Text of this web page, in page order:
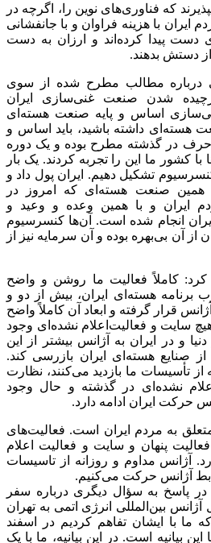
که فناوری‌های نوین را، اگرچه در
ایران با هزینه فراوان و با جانفشانی
دست پیدا کرده‌اند و ارزان به دست
از دستش بدهند.
درباره مطالب مطرح شده از سوی
شدن صنعت غنی‌سازی ایران
اساس و پایه صنعت هسته‌ای
هسته‌ای داشته باشید، باید اساس و
حرف در گذشته مطرح بوده و یک دوره
با کشور ما این را تجربه کردند. یک بار
تشکیل دهیم. ایران پول داد و
همین صنعت هسته‌ای که امروز در
ایران و با همین وعده و وعید و
انجام شده است. آن‌ها کنسرسیوم
از آن بی‌بهره بوده و آن سرمایه نیز از
کاملاً فعالیت‌ ما روشن و واضح
هسته‌ای ایران، بیش از دو و
قرار گرفته و ابعاد آن کاملاً واضح
سایت و فعالیت‌اعلام نشده‌ای وجود
و در ایران به آژانس بیشتر از این
صنایع هسته‌ای ایران بازرسی کند.
از تأسیسات ما بازدید می‌کنند، نظارت
نشده‌ای در گذشته و حال وجود
حرکت ایران ادامه دارد.
به مردم ایران است. فعالیت‌های
پنهان و سایت و فعالیت اعلام
آژانس مداوم و روزانه از تاسیسات
آژانس حرکت می‌کنیم.
پاسخ به سؤال دیگری درباره سفر
بین‌المللی انرژی اتمی به تهران
ما با ایشان تفاهم کردیم در اسفند
این بیانیه است. در این بیانیه، ما با یک